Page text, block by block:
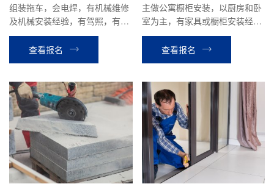
组装拖车，会电焊，有机械维修
及机械安装经验，有驾照，有装
配经验者优先；
查看报名
主做公寓橱柜安装，以厨房和卧
室为主，有家具或橱柜安装经
验，会看图纸，量尺，能独立安
装橱柜，技术熟练。
查看报名